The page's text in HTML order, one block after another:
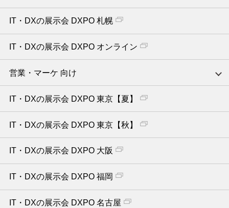
IT・DXの展示会 DXPO 札幌
IT・DXの展示会 DXPO オンライン
営業・マーケ 向け
IT・DXの展示会 DXPO 東京【夏】
IT・DXの展示会 DXPO 東京【秋】
IT・DXの展示会 DXPO 大阪
IT・DXの展示会 DXPO 福岡
IT・DXの展示会 DXPO 名古屋